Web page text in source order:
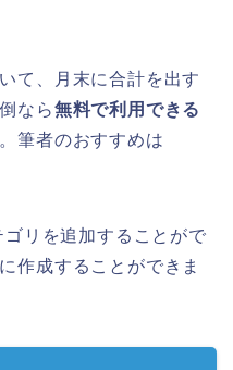
て、月末に合計を出す
なら無料で利用できる
筆者のおすすめは
ゴリを追加することがで
作成することができま